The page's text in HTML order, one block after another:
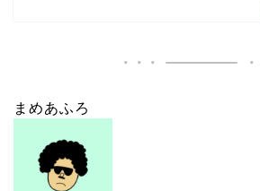
まめあふろ